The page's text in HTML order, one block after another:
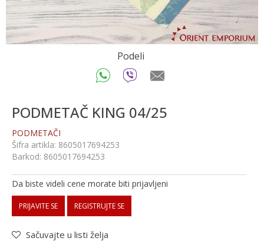
Podeli
PODMETAČ KING 04/25
PODMETAČI
Šifra artikla: 8605017694253
Barkod: 8605017694253
Da biste videli cene morate biti prijavljeni
PRIJAVITE SE REGISTRUJTE SE
Sačuvajte u listi želja